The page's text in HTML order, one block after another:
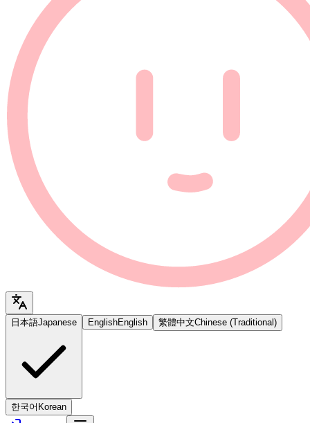
日本語Japanese EnglishEnglish 繁體中文Chinese (Traditional)
한국어 Korean